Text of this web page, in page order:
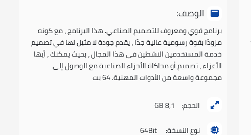
الوصف:
برنامج قوي ومعروف للتصميم الصناعي. هذا البرنامج ، مع كونه
مزودًا بقوة رسومية عالية جدًا ، يقدم جودة لا مثيل لها في تصميم
خدمة المستخدمين النشطين في هذا المجال ، بحيث يمكنك ، أيها
الأعزاء ، تصميم أو محاكاة الأجزاء الصناعية مع الوصول إلى
مجموعة واسعة من الأدوات المهنية. 64 بت
الحجم:
8,1 GB
نوع النسخة:
64Bit